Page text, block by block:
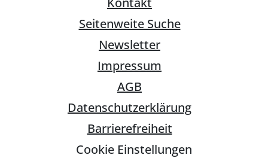
Seitenweite Suche
Newsletter
Impressum
AGB
Datenschutzerklärung
Barrierefreiheit
Cookie Einstellungen